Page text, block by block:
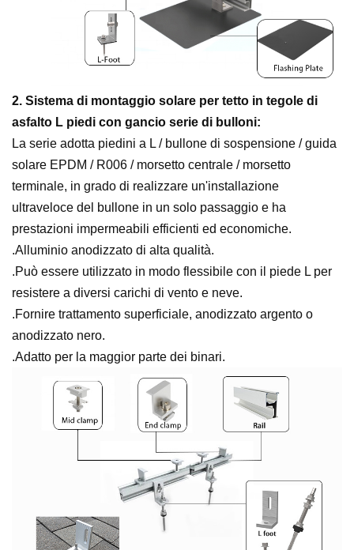
2. Sistema di montaggio solare per tetto in tegole di
asfalto L piedi con gancio serie di bulloni:
La serie adotta piedini a L / bullone di sospensione / guida
solare EPDM / R006 / morsetto centrale / morsetto
terminale, in grado di realizzare un'installazione
ultraveloce del bullone in un solo passaggio e ha
prestazioni impermeabili efficienti ed economiche.
.Alluminio anodizzato di alta qualità.
.Può essere utilizzato in modo flessibile con il piede L per
resistere a diversi carichi di vento e neve.
.Fornire trattamento superficiale, anodizzato argento o
anodizzato nero.
.Adatto per la maggior parte dei binari.